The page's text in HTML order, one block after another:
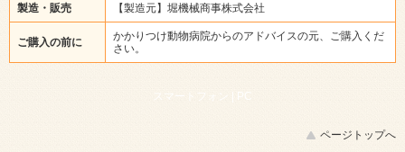
製造・販売 【製造元】堀機械商事株式会社
ご購入の前に
かかりつけ動物病院からのアドバイスの元、ご購入くだ
さい。
スマートフォン |
ページトップへ